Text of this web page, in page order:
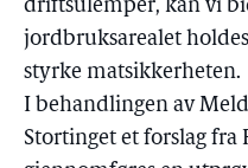
driftsulemper, kan vi
jordbruksarealet
styrke matsikkerheten.
I behandlingen av
Stortinget et forslag fra